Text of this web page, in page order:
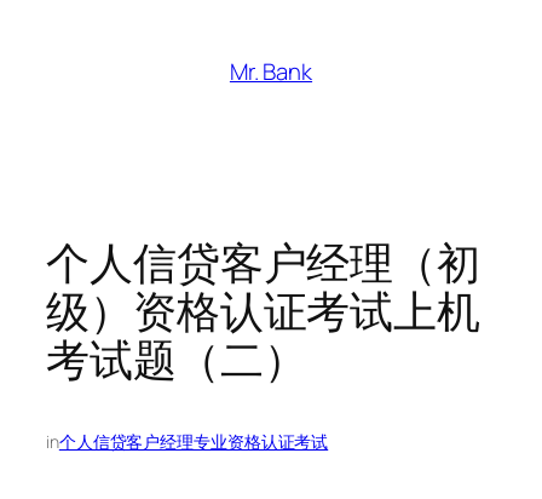
Mr. Bank
个人信贷客户经理（初
级）资格认证考试上机
考试题（二）
in个人信贷客户经理专业资格认证考试